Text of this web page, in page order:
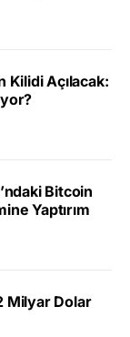
Kilidi Açılacak:
Bitcoin
Yaptırım
Milyar Dolar